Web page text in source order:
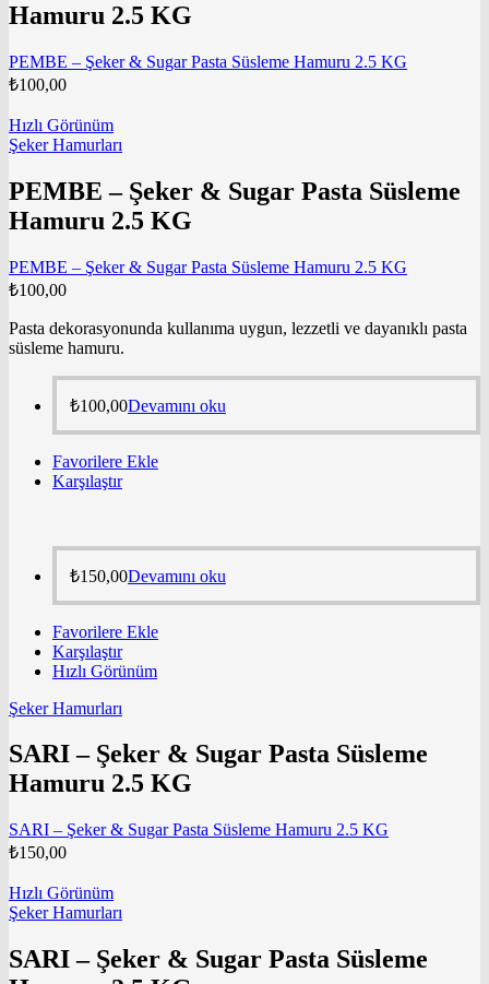
Hamuru 2.5 KG
PEMBE – Şeker & Sugar Pasta Süsleme Hamuru 2.5 KG
₺100,00
Hızlı Görünüm
Şeker Hamurları
PEMBE – Şeker & Sugar Pasta Süsleme
Hamuru 2.5 KG
PEMBE – Şeker & Sugar Pasta Süsleme Hamuru 2.5 KG
₺100,00
Pasta dekorasyonunda kullanıma uygun, lezzetli ve dayanıklı pasta
süsleme hamuru.
₺100,00Devamını oku
Favorilere Ekle
Karşılaştır
₺150,00Devamını oku
Favorilere Ekle
Karşılaştır
Hızlı Görünüm
Şeker Hamurları
SARI – Şeker & Sugar Pasta Süsleme
Hamuru 2.5 KG
SARI – Şeker & Sugar Pasta Süsleme Hamuru 2.5 KG
₺150,00
Hızlı Görünüm
Şeker Hamurları
SARI – Şeker & Sugar Pasta Süsleme